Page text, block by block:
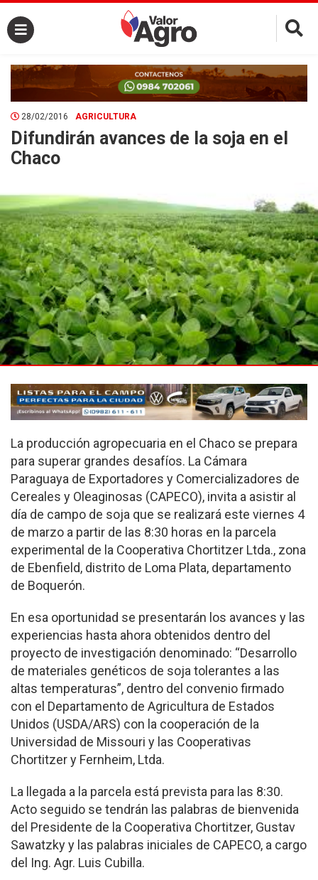
×
28/02/2016 AGRICULTURA
Difundirán avances de la soja en el
Chaco
La producción agropecuaria en el Chaco se prepara
para superar grandes desafíos. La Cámara
Paraguaya de Exportadores y Comercializadores de
Cereales y Oleaginosas (CAPECO), invita a asistir al
día de campo de soja que se realizará este viernes 4
de marzo a partir de las 8:30 horas en la parcela
experimental de la Cooperativa Chortitzer Ltda., zona
de Ebenfield, distrito de Loma Plata, departamento
de Boquerón.
En esa oportunidad se presentarán los avances y las
experiencias hasta ahora obtenidos dentro del
proyecto de investigación denominado: “Desarrollo
de materiales genéticos de soja tolerantes a las
altas temperaturas”, dentro del convenio firmado
con el Departamento de Agricultura de Estados
Unidos (USDA/ARS) con la cooperación de la
Universidad de Missouri y las Cooperativas
Chortitzer y Fernheim, Ltda.
La llegada a la parcela está prevista para las 8:30.
Acto seguido se tendrán las palabras de bienvenida
del Presidente de la Cooperativa Chortitzer, Gustav
Sawatzky y las palabras iniciales de CAPECO, a cargo
del Ing. Agr. Luis Cubilla.